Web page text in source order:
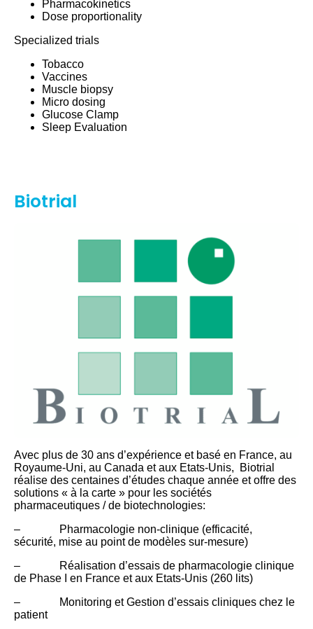
Pharmacokinetics
Dose proportionality
Specialized trials
Tobacco
Vaccines
Muscle biopsy
Micro dosing
Glucose Clamp
Sleep Evaluation
Biotrial
Avec plus de 30 ans d’expérience et basé en France, au
Royaume-Uni, au Canada et aux Etats-Unis, Biotrial
réalise des centaines d’études chaque année et offre des
solutions « à la carte » pour les sociétés
pharmaceutiques / de biotechnologies:
– Pharmacologie non-clinique (efficacité,
sécurité, mise au point de modèles sur-mesure)
– Réalisation d’essais de pharmacologie clinique
de Phase I en France et aux Etats-Unis (260 lits)
– Monitoring et Gestion d’essais cliniques chez le
patient